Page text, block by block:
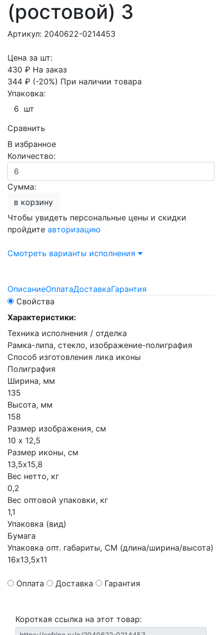
(ростовой) 3
Артикул: 2040622-0214453
Цена за шт:
430 ₽ На заказ
344 ₽ (-20%) При наличии товара
Упаковка:
6 шт
Сравнить
В избранное
Количество:
Сумма:
в корзину
Чтобы увидеть персональные цены и скидки
пройдите авторизацию
Смотреть варианты исполнения
ОписаниеОплатаДоставкаГарантия
Свойства
Характеристики:
Техника исполнения / отделка
Рамка-липа, стекло, изображение-полиграфия
Способ изготовления лика иконы
Полиграфия
Ширина, мм
135
Высота, мм
158
Размер изображения, см
10 х 12,5
Размер иконы, см
13,5х15,8
Вес нетто, кг
0,2
Вес оптовой упаковки, кг
1,1
Упаковка (вид)
Бумага
Упаковка опт. габариты, СМ (длина/ширина/высота)
16х13,5х11
Оплата Доставка Гарантия
Короткая ссылка на этот товар: